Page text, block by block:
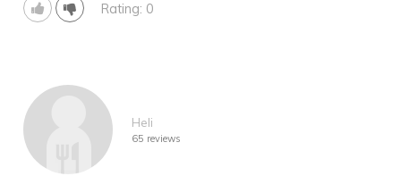
Rating: 0
Heli
65 reviews